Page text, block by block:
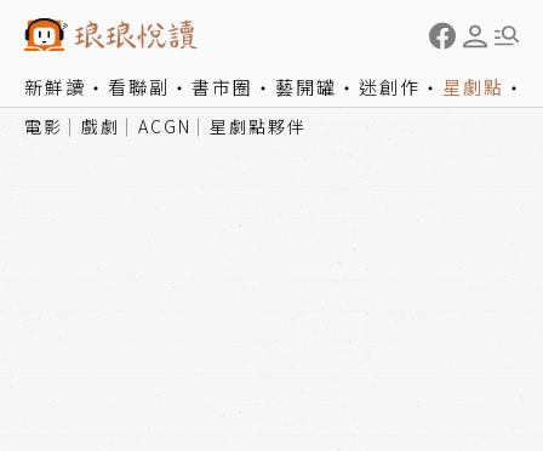
新鮮讀 看聯副 書市圈 藝開罐 迷創作 星劇點
電影 戲劇 ACGN 星劇點夥伴